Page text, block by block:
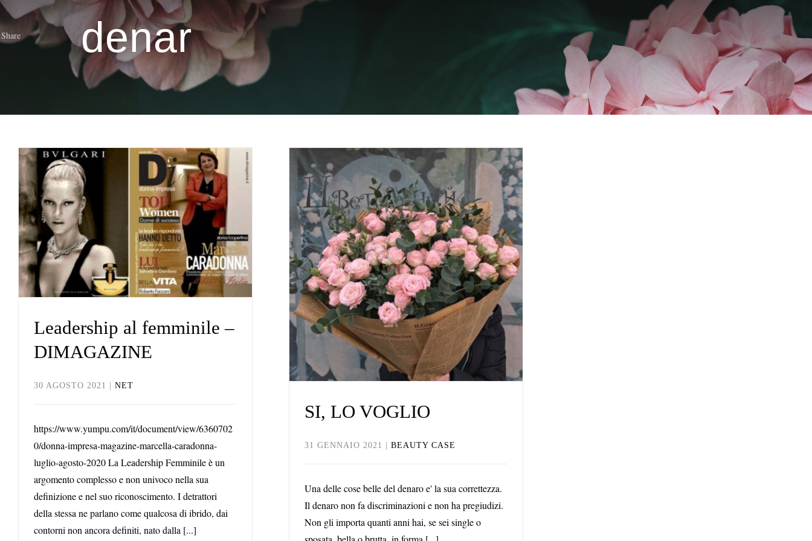
denar
Leadership al femminile
– DIMAGAZINE
Net
Leadership al femminile –
DIMAGAZINE
30 AGOSTO 2021 NET
https://www.yumpu.com/it/document/view/6360702
0/donna-impresa-magazine-marcella-caradonna-
luglio-agosto-2020 La Leadership Femminile è un
argomento complesso e non univoco nella sua
definizione e nel suo riconoscimento. I detrattori
della stessa ne parlano come qualcosa di ibrido, dai
contorni non ancora definiti, nato dalla [...]
SI, LO VOGLIO
Beauty Case
SI, LO VOGLIO
31 GENNAIO 2021 BEAUTY CASE
Una delle cose belle del denaro e' la sua correttezza.
Il denaro non fa discriminazioni e non ha pregiudizi.
Non gli importa quanti anni hai, se sei single o
Share